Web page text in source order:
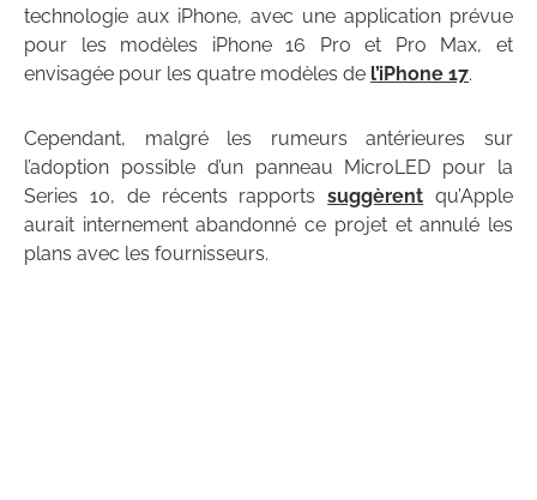
technologie aux iPhone, avec une application prévue
pour les modèles iPhone 16 Pro et Pro Max, et
envisagée pour les quatre modèles de l’iPhone 17.
Cependant, malgré les rumeurs antérieures sur
l’adoption possible d’un panneau MicroLED pour la
Series 10, de récents rapportssuggèrent qu’Apple
aurait internement abandonné ce projet et annulé les
plans avec les fournisseurs.